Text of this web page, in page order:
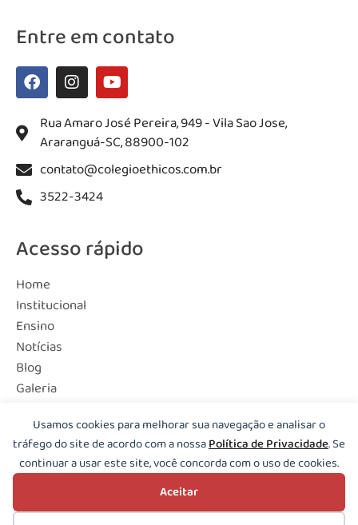
Usamos cookies para melhorar sua navegação e analisar o
tráfego do site de acordo com a nossaPolítica de Privacidade. Se
continuar a usar este site, você concorda com o uso de cookies.
Aceitar
Entre em contato
Rua Amaro José Pereira, 949 - Vila Sao Jose,
Araranguá-SC, 88900-102
contato@colegioethicos.com.br
3522-3424
Acesso rápido
Home
Institucional
Ensino
Notícias
Blog
Galeria